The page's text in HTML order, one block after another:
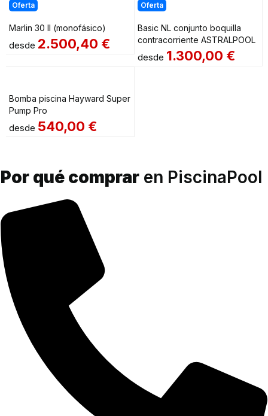
Oferta
Marlin 30 II (monofásico)
desde 2.500,40 €
Oferta
Basic NL conjunto boquilla
contracorriente ASTRALPOOL
desde 1.300,00 €
Bomba piscina Hayward Super
Pump Pro
desde 540,00 €
Por qué comprar en PiscinaPool